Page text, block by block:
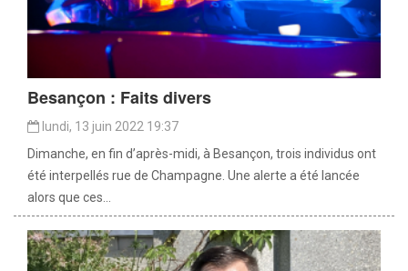
Besançon : Faits divers
lundi, 13 juin 2022 19:37
Dimanche, en fin d’après-midi, à Besançon, trois individus ont
été interpellés rue de Champagne. Une alerte a été lancée
alors que ces...